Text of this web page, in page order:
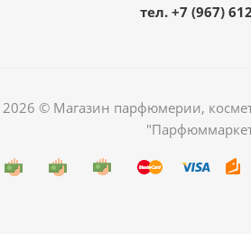
тел. +7 (967)
2026 © Магазин парфюмерии,